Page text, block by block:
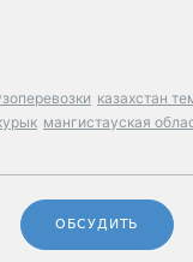
казахстан
мангистауская
ОБСУДИТЬ